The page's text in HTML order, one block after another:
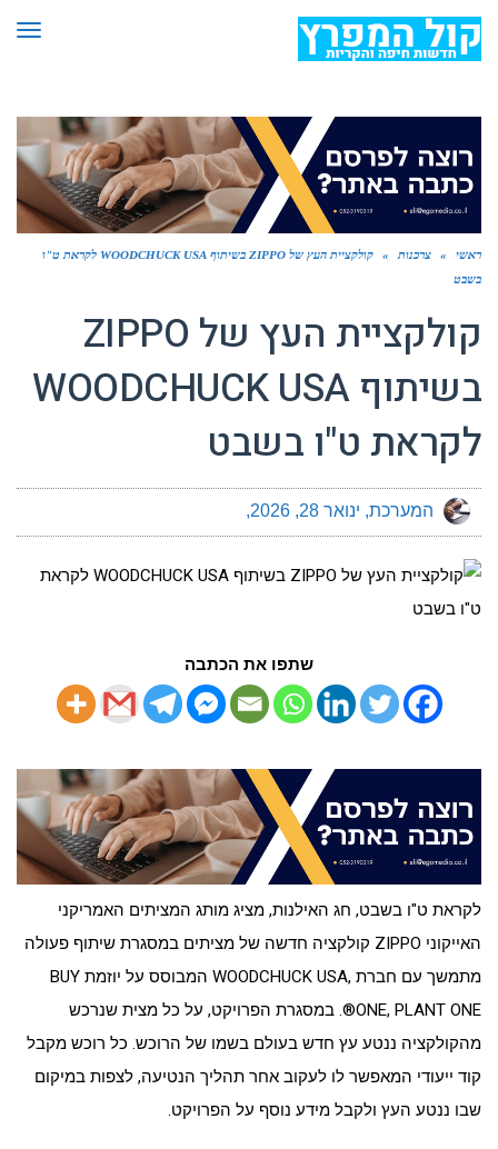
ראשי » צרכנות »
קולקציית העץ של ZIPPO בשיתוף WOODCHUCK USA לקראת ט"ו
בשבט
קולקציית העץ של ZIPPO
בשיתוף WOODCHUCK USA
לקראת ט"ו בשבט
המערכת ינואר 28, 2026
שתפו את הכתבה
לקראת ט"ו בשבט, חג האילנות, מציג מותג המציתים האמריקני
האייקוני ZIPPO קולקציה חדשה של מציתים במסגרת שיתוף פעולה
מתמשך עם חברת ,WOODCHUCK USA המבוסס על יוזמת BUY
ONE, PLANT ONE®. במסגרת הפרויקט, על כל מצית שנרכש
מהקולקציה ננטע עץ חדש בעולם בשמו של הרוכש. כל רוכש מקבל
קוד ייעודי המאפשר לו לעקוב אחר תהליך הנטיעה, לצפות במיקום
שבו ננטע העץ ולקבל מידע נוסף על הפרויקט.